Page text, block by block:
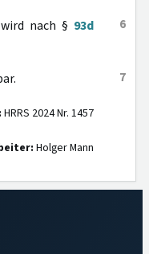
6
nach § 93d
7
HRRS 2024 Nr. 1457
Holger Mann